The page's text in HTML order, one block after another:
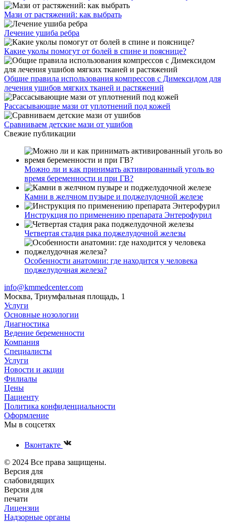
Мази от растяжений: как выбрать
Лечение ушиба ребра
Какие уколы помогут от болей в спине и пояснице?
Общие правила использования компрессов с Димексидом для
лечения ушибов мягких тканей и растяжений
Рассасывающие мази от уплотнений под кожей
Сравниваем детские мази от ушибов
Свежие публикации
Можно ли и как принимать активированный уголь во
время беременности и при ГВ?
Камни в желчном пузыре и поджелудочной железе
Инструкция по применению препарата Энтерофурил
Четвертая стадия рака поджелудочной железы
Особенности анатомии: где находится у человека
поджелудочная железа?
info@kmmedcenter.com
Москва, Триумфальная площадь, 1
Услуги
Основные нозологии
Диагностика
Ведение беременности
Компания
Специалисты
Услуги
Новости и акции
Филиалы
Цены
Пациенту
Политика конфиденциальности
Оформление
Мы в соцсетях
Вконтакте
© 2024 Все права защищены.
Версия для
слабовидящих
Версия для
печати
Лицензии
Надзорные органы